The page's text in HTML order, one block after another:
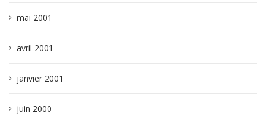
mai 2001
avril 2001
janvier 2001
juin 2000